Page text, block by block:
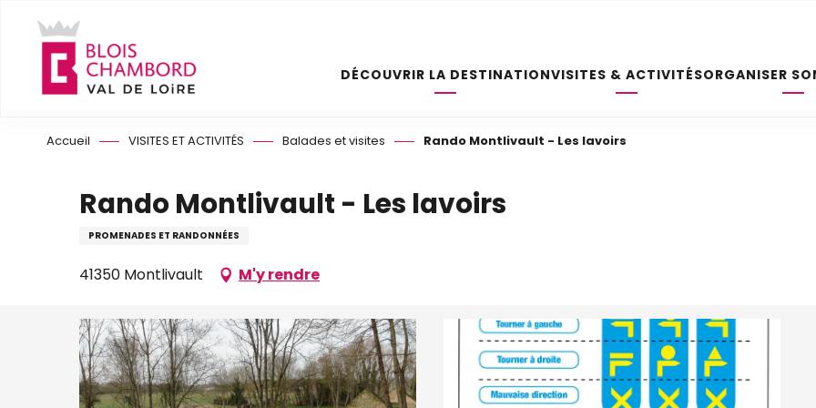
contenu
principal
DÉCOUVRIR LA DESTINATIONVISITES & ACTIVITÉSORGANISER
Accueil VISITES ET ACTIVITÉS Balades et visites Rando Montlivault - Les lavoirs
Rando Montlivault - Les lavoirs
PROMENADES ET RANDONNÉES
41350 Montlivault M'y rendre